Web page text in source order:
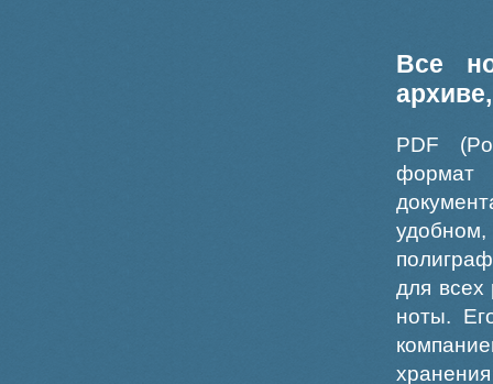
Все
PDF
формат
для всех
ноты.